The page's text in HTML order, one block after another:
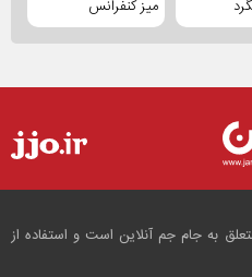
میز کنفرانس
به جام جم آنلاین است و استفاده از